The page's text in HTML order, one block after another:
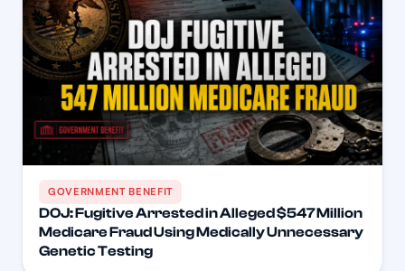
GOVERNMENT BENEFIT
DOJ: Fugitive Arrested in Alleged $547 Million
Medicare Fraud Using Medically Unnecessary
Genetic Testing